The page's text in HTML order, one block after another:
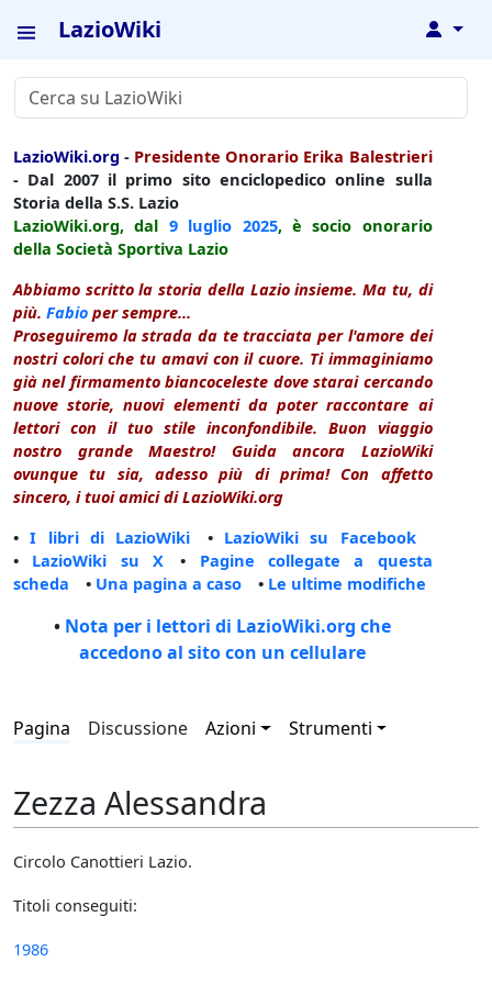
LazioWiki ↓
LazioWiki.org - Presidente Onorario Erika Balestrieri
- Dal 2007 il primo sito enciclopedico online sulla
Storia della S.S. Lazio
LazioWiki.org, dal 9 luglio 2025, è socio onorario
della Società Sportiva Lazio
Abbiamo scritto la storia della Lazio insieme. Ma tu, di
più. Fabio per sempre...
Proseguiremo la strada da te tracciata per l'amore dei
nostri colori che tu amavi con il cuore. Ti immaginiamo
già nel firmamento biancoceleste dove starai cercando
nuove storie, nuovi elementi da poter raccontare ai
lettori con il tuo stile inconfondibile. Buon viaggio
nostro grande Maestro! Guida ancora LazioWiki
ovunque tu sia, adesso più di prima! Con affetto
sincero, i tuoi amici di LazioWiki.org
•I libri di LazioWiki • LazioWiki su Facebook
• LazioWiki su X • Pagine collegate a questa
scheda • Una pagina a caso • Le ultime modifiche
• Nota per i lettori di LazioWiki.org che
accedono al sito con un cellulare
Pagina Discussione Azioni Strumenti
Zezza Alessandra
Circolo Canottieri Lazio.
Titoli conseguiti:
1986